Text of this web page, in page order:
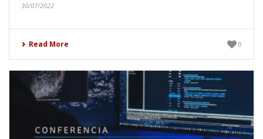
30/07/2022
Read More 0